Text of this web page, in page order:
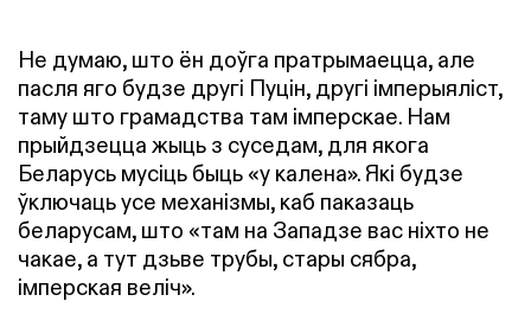
Не думаю, што ён доўга пратрымаецца, але
пасля яго будзе другі Пуцін, другі імперыяліст,
таму што грамадства там імперскае. Нам
прыйдзецца жыць з суседам, для якога
Беларусь мусіць быць «у калена». Які будзе
ўключаць усе механізмы, каб паказаць
беларусам, што «там на Западзе вас ніхто не
чакае, а тут дзьве трубы, стары сябра,
імперская веліч».